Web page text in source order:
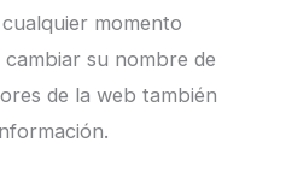
momento
su nombre de
de la web también